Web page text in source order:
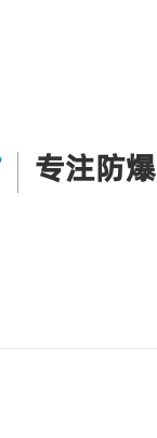
专注防爆